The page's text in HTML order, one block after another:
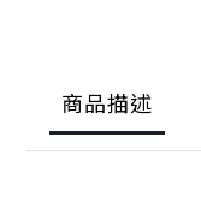
商品描述